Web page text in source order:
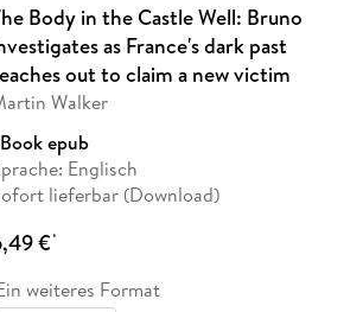
Body in the Castle Well: Bruno
as France's dark past
out to claim a new victim
Walker
epub
Englisch
lieferbar (Download)
€*
weiteres Format